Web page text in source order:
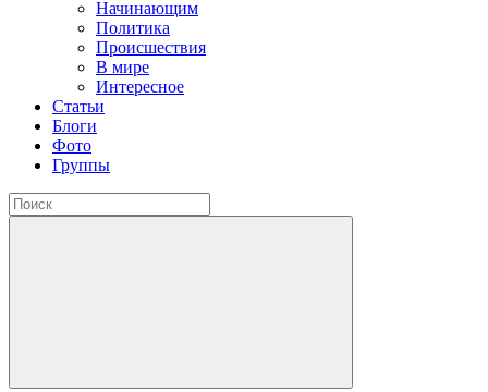
Начинающим
Политика
Происшествия
В мире
Интересное
Статьи
Блоги
Фото
Группы